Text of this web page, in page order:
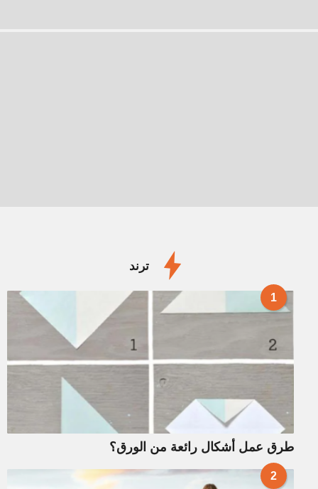
ترند
1
طرق عمل أشكال رائعة من الورق؟
2